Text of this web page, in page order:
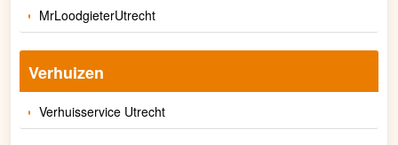
MrLoodgieterUtrecht
Verhuizen
Verhuisservice Utrecht